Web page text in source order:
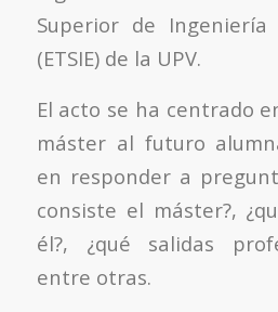
Superior de Ingeniería
(ETSIE) de la UPV.
El acto se ha centrado
máster al futuro
en responder a
consiste el máster?,
él?, ¿qué salidas
entre otras.